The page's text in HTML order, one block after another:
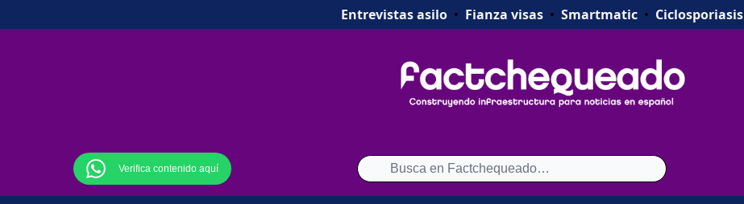
Entrevistas asilo• Fianza visas• Smartmatic• Ciclosporiasis
Verifica contenido aquí